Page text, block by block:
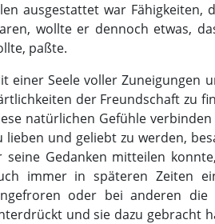
ausgestattet war
wollte er dennoch etwas,
paßte.
einer Seele voller Zuneigungen
der Freundschaft zu
natürlichen Gefühle
lieben und geliebt zu werden,
seine Gedanken mitteilen
immer in späteren Zeiten
oder bei anderen die
und sie dazu gebracht